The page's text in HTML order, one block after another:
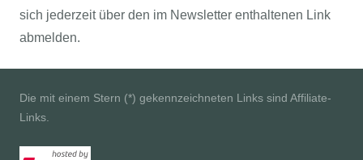
sich jederzeit über den im Newsletter enthaltenen Link
abmelden.
Die mit einem Stern (*) gekennzeichneten Links sind Affiliate-
Links.